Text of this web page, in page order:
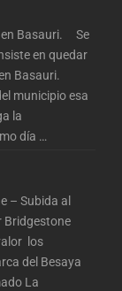
en Basauri. Se
en quedar
Basauri.
municipio esa
la
día …
– Subida al
los
del Besaya
La